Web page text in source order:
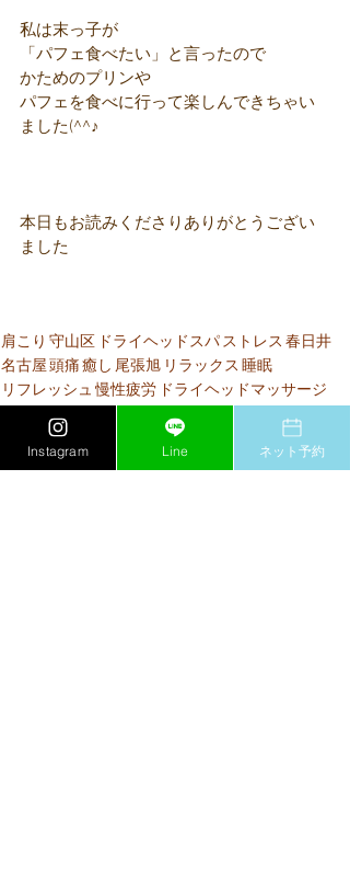
私は末っ子が
「パフェ食べたい」と言ったので
かためのプリンや
パフェを食べに行って楽しんできちゃい
ました(^^♪
本日もお読みくださりありがとうござい
ました
肩こり 守山区 ドライヘッドスパストレス 春日井
名古屋頭痛癒し 尾張旭 リラックス 睡眠
リフレッシュ 慢性疲労 ドライヘッドマッサージ
最新記事 すべて表示
Instagram Line ネット予約